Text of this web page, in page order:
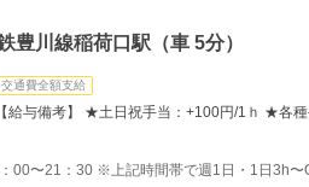
豊川線稲荷口駅（車 5分）
交通費全額支給
給与備考】 ★土日祝手当：+100円/1ｈ ★各
00〜21：30 ※上記時間帯で週1日・1日3h